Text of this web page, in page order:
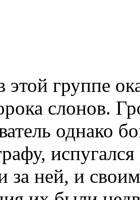
этой группе
слонов.
однако
за ней, и